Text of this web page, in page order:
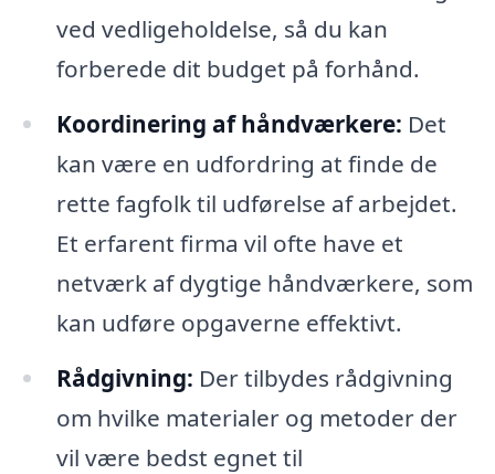
ved vedligeholdelse, så du kan
forberede dit budget på forhånd.
Koordinering af håndværkere: Det
kan være en udfordring at finde de
rette fagfolk til udførelse af arbejdet.
Et erfarent firma vil ofte have et
netværk af dygtige håndværkere, som
kan udføre opgaverne effektivt.
Rådgivning: Der tilbydes rådgivning
om hvilke materialer og metoder der
vil være bedst egnet til